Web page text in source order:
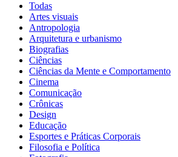
Todas
Artes visuais
Antropologia
Arquitetura e urbanismo
Biografias
Ciências
Ciências da Mente e Comportamento
Cinema
Comunicação
Crônicas
Design
Educação
Esportes e Práticas Corporais
Filosofia e Política